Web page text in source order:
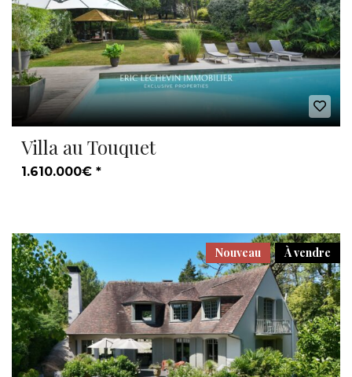
Villa au Touquet
1.610.000€ *
À vendre
Nouveau